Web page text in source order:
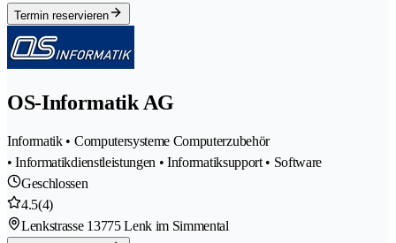
Termin reservieren
OS-Informatik AG
Informatik • Computersysteme Computerzubehör
• Informatikdienstleistungen • Informatiksupport • Software
Geschlossen
4.5(4)
Lenkstrasse 13775 Lenk im Simmental